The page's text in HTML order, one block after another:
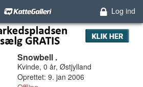
Log ind
Snowbell .
Kvinde, 0 år, Østjylland
Oprettet: 9. jan 2006